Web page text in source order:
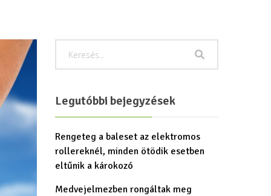
Legutóbbi bejegyzések
Rengeteg a baleset az elektromos
rollereknél, minden ötödik esetben
eltűnik a károkozó
Medvejelmezben rongáltak meg